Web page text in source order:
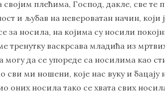
плећима, Господ, дакле, све те
и љубав на невероватан начин, који
за носила, на којима су носили
тренутку васкрсава младића из
да се упореде са носилима као
сви ми ношени, које нас вуку и бацају
оних носила тако се хвата свих